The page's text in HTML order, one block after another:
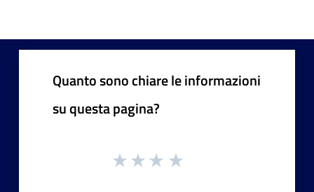
Quanto sono chiare le informazioni
su questa pagina?